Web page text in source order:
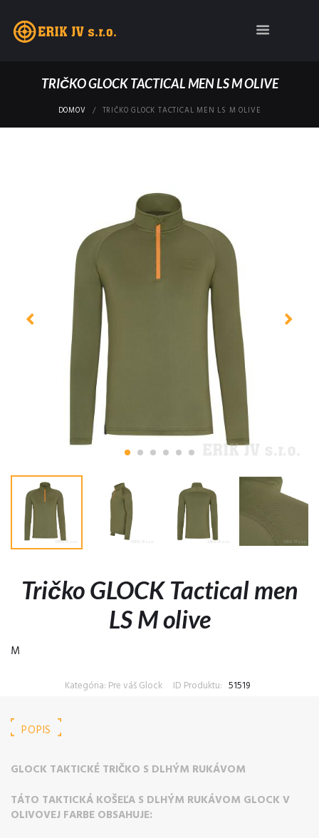
TRIČKO GLOCK TACTICAL MEN LS M OLIVE
DOMOV TRIČKO GLOCK TACTICAL MEN LS M OLIVE
Tričko GLOCK Tactical men
LS M olive
M
Kategória: Pre váš Glock ID Produktu: 51519
POPIS
GLOCK TAKTICKÉ TRIČKO S DLHÝM RUKÁVOM
TÁTO TAKTICKÁ KOŠEĽA S DLHÝM RUKÁVOM GLOCK V
OLIVOVEJ FARBE OBSAHUJE: